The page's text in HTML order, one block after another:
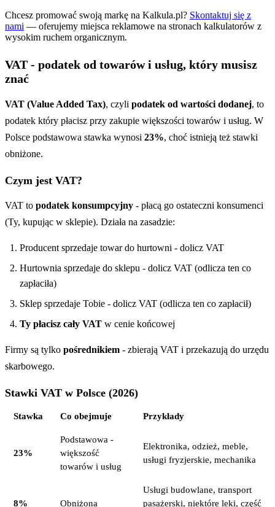
Chcesz promować swoją markę na Kalkula.pl? Skontaktuj się z
nami — oferujemy miejsca reklamowe na stronach kalkulatorów z
wysokim ruchem organicznym.
VAT - podatek od towarów i usług, który musisz
znać
VAT (Value Added Tax), czyli podatek od wartości dodanej, to
podatek który płacisz przy zakupie większości towarów i usług. W
Polsce podstawowa stawka wynosi 23%, choć istnieją też stawki
obniżone.
Czym jest VAT?
VAT to podatek konsumpcyjny - płacą go ostateczni konsumenci
(Ty, kupując w sklepie). Działa na zasadzie:
Producent sprzedaje towar do hurtowni - dolicz VAT
Hurtownia sprzedaje do sklepu - dolicz VAT (odlicza ten co
zapłaciła)
Sklep sprzedaje Tobie - dolicz VAT (odlicza ten co zapłacił)
Ty płacisz cały VAT w cenie końcowej
Firmy są tylko pośrednikiem - zbierają VAT i przekazują do urzędu
skarbowego.
Stawki VAT w Polsce (2026)
Stawka Co obejmuje Przykłady
23%
Podstawowa -
większość
towarów i usług
Elektronika, odzież, meble,
usługi fryzjerskie, mechanika
8% Obniżona
Usługi budowlane, transport
pasażerski, niektóre leki, część